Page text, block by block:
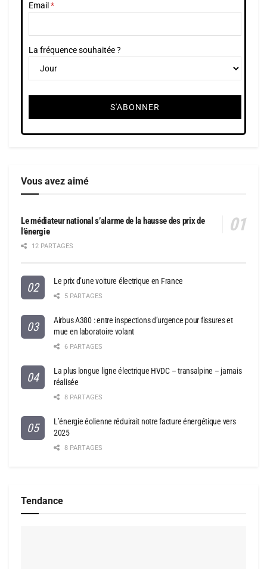
Email
La fréquence souhaitée ?
Vous avez aimé
Le médiateur national s’alarme de la hausse des prix de
l’énergie
12 PARTAGES
Le prix d’une voiture électrique en France
5 PARTAGES
Airbus A380 : entre inspections d’urgence pour fissures et
mue en laboratoire volant
6 PARTAGES
La plus longue ligne électrique HVDC – transalpine – jamais
réalisée
8 PARTAGES
L’énergie éolienne réduirait notre facture énergétique vers
2025
8 PARTAGES
Tendance